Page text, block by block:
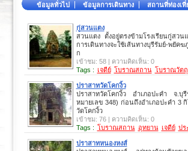
ข้อมูลทั่วไป ข้อมูลการเดินทาง สถานที่ท่องเที่
กู่สวนแตง
สวนแตง ตั้งอยู่ตรงข้ามโรงเรียนกู่สว
การเดินทางจะใช้เส้นทางบุรีรัมย์-พยัค
ก
เข้าชม: 58 | ความคิดเห็น: 0
Tags : เจดีย์ โบราณสถาน โบราณวัตถุ
ปราสาทวัดโคกงิ้ว
ปราสาทวัดโคกงิ้ว อำเภอปะคำ จ.บุรี
หมายเลข 348) ก่อนถึงอำเภอปะคำ 3
วัดโคกงิ้ว
เข้าชม: 76 | ความคิดเห็น: 0
Tags : โบราณสถาน อุทยาน เจดีย์ ปร
ปราสาทหนองหงส์